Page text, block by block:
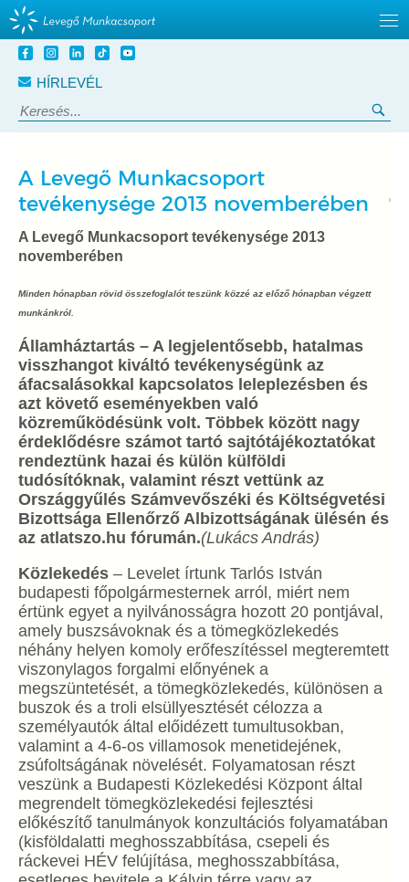
Tovább
tartalomra
HÍRLEVÉL
Keresés:
A Levegő Munkacsoport
tevékenysége 2013 novemberében
A Levegő Munkacsoport tevékenysége 2013
novemberében
Minden hónapban rövid összefoglalót teszünk közzé az előző hónapban végzett
munkánkról.
Államháztartás – A legjelentősebb, hatalmas
visszhangot kiváltó tevékenységünk az
áfacsalásokkal kapcsolatos leleplezésben és
azt követő eseményekben való
közreműködésünk volt. Többek között nagy
érdeklődésre számot tartó sajtótájékoztatókat
rendeztünk hazai és külön külföldi
tudósítóknak, valamint részt vettünk az
Országgyűlés Számvevőszéki és Költségvetési
Bizottsága Ellenőrző Albizottságának ülésén és
az atlatszo.hu fórumán.(Lukács András)
Közlekedés – Levelet írtunk Tarlós István
budapesti főpolgármesternek arról, miért nem
értünk egyet a nyilvánosságra hozott 20 pontjával,
amely buszsávoknak és a tömegközlekedés
néhány helyen komoly erőfeszítéssel megteremtett
viszonylagos forgalmi előnyének a
megszüntetését, a tömegközlekedés, különösen a
buszok és a troli elsüllyesztését célozza a
személyautók által előidézett tumultusokban,
valamint a 4-6-os villamosok menetidejének,
zsúfoltságának növelését. Folyamatosan részt
veszünk a Budapesti Közlekedési Központ által
megrendelt tömegközlekedési fejlesztési
előkészítő tanulmányok konzultációs folyamatában
(kisföldalatti meghosszabbítása, csepeli és
ráckevei HÉV felújítása, meghosszabbítása,